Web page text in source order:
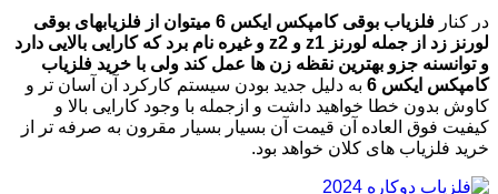
در کنار
فلزیاب بوقی کامپکس ایکس 6 میتوان از فلزیابهای بوقی
لورنز زد از جمله لورنز z1 و z2 و غیره
نام برد که کارایی بالایی دارد
و توانسنه جزو بهترین نقظه زن ها عمل کند ولی با خرید فلزیاب
کامپکس ایکس 6
به دلیل جدید بودن سیستم کارکرد آن آسان تر و
کاوش بدون خطا خواهید داشت و ازجمله با وجود کارایی بالا و
کیفیت فوق العاده آن قیمت آن بسیار بسیار مقرون به صرفه تر از
خرید فلزیاب های کلان خواهد بود.